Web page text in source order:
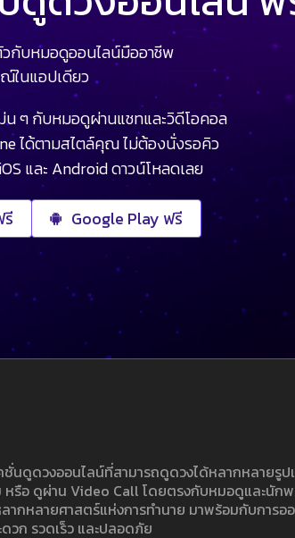
กับหมอดูออนไลน์มืออาชีพ
ในแอปเดียว
ๆ กับหมอดูผ่านแชทและวิดีโอคอล
ได้ตามสไตล์คุณ ไม่ต้องนั่งรอคิว
และ Android ดาวน์โหลดเลย
Google Play ฟรี
นดูดวงออนไลน์ที่สามารถดูดวงได้หลากหลายรูป
หรือ ดูผ่าน Video Call โดยตรงกับหมอดูและนัก
ากหลายศาสตร์แห่งการทำนาย มาพร้อมกับการอ
วก รวดเร็ว และปลอดภัย